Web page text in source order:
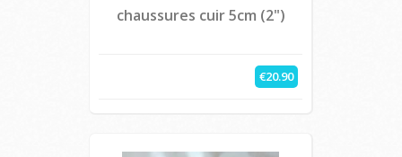
chaussures cuir 5cm (2")
€20.90